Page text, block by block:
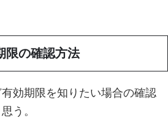
限の確認方法
効期限を知りたい場合の確認
う。